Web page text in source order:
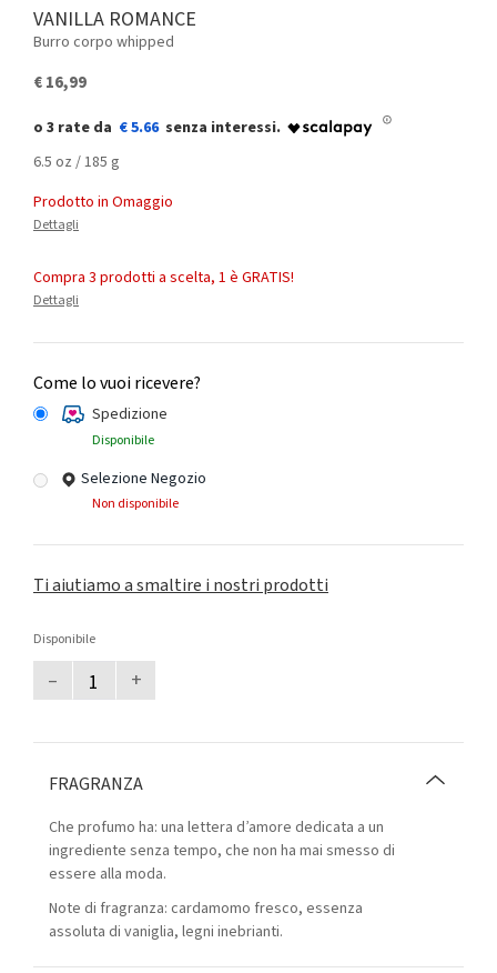
VANILLA ROMANCE
Burro corpo whipped
€ 16,99
€ 5.66
6.5 oz / 185 g
Prodotto in Omaggio
Dettagli
Compra 3 prodotti a scelta, 1 è GRATIS!
Dettagli
Come lo vuoi ricevere?
Spedizione
Disponibile
Selezione Negozio
Non disponibile
Ti aiutiamo a smaltire i nostri prodotti
Disponibile
– +
FRAGRANZA
Che profumo ha: una lettera d’amore dedicata a un
ingrediente senza tempo, che non ha mai smesso di
essere alla moda.
Note di fragranza: cardamomo fresco, essenza
assoluta di vaniglia, legni inebrianti.